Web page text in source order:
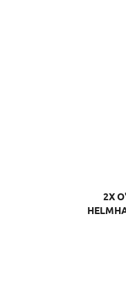
2X